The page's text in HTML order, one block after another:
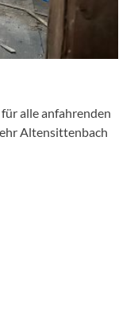
alle anfahrenden
Altensittenbach